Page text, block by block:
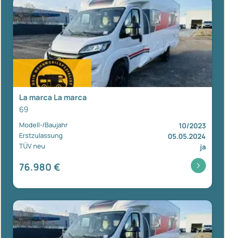
La marca La marca
69
Modell-/Baujahr 10/2023
Erstzulassung 05.05.2024
TÜV neu ja
76.980 €